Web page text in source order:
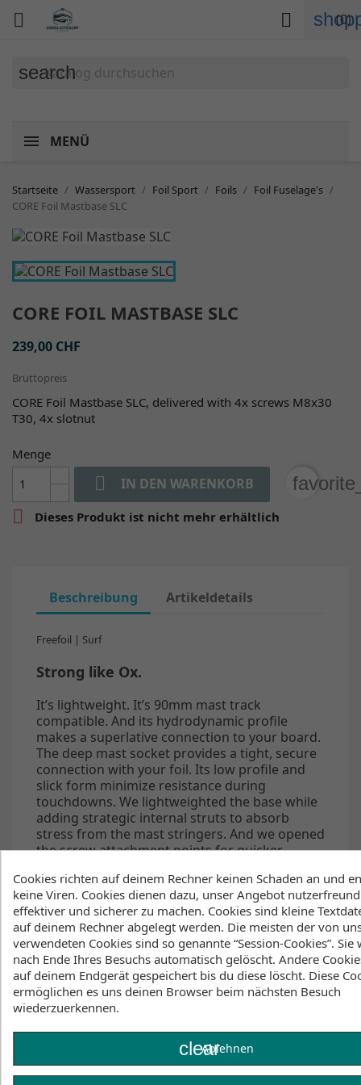
 (0)

search
MENÜ
Startseite Wassersport Foil Sport Foils
Foil Fuselage's
CORE Foil Mastbase SLC
CORE FOIL MASTBASE SLC
239,00 CHF
Bruttopreis
CORE Foil Mastbase SLC, delivered with 4x screws M8x30
T30, 4x slotnut
Menge
 IN DEN WARENKORB

Dieses Produkt ist nicht mehr erhältlich
Beschreibung Artikeldetails
Freefoil | Surf
Strong like Ox.
It’s lightweight. It’s 90mm mast track
compatible. And its hydrodynamic profile
makes a superlative connection to your board.
The deep mast socket provides a tight, secure
connection with your foil. Its low profile and
slick form minimize resistance during
touchdowns. We lightweighted the base while
adding strategic internal struts to absorb
stress from the mast stringers. And we opened
the screw attachment points for quicker
SLC Mastbase. Built to last.
Delivery: Mastbase comes with 4 M8x30mm
Torx screws and 4 T-nuts.
Features:
6063 ALUMINUM: Superior corrosion
resistance. Aircraft-grade.
90mm MAST TRACK COMPATIBLE
atcorekites.com/us/foil/slc#mast-fuselage-
Cookies richten auf deinem Rechner keinen Schaden an und
keine Viren. Cookies dienen dazu, unser Angebot
effektiver und sicherer zu machen. Cookies sind kleine
auf deinem Rechner abgelegt werden. Die meisten der von
verwendeten Cookies sind so genannte “Session-Cookies”. Sie
nach Ende Ihres Besuchs automatisch gelöscht. Andere
auf deinem Endgerät gespeichert bis du diese löscht. Diese
ermöglichen es uns deinen Browser beim nächsten Besuch
wiederzuerkennen.
clearAblehnen